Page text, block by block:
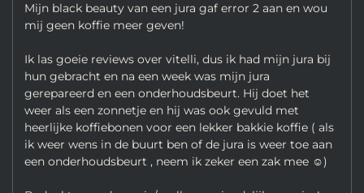
Mijn black beauty van een jura gaf error 2 aan en wou
mij geen koffie meer geven!
Ik las goeie reviews over vitelli, dus ik had mijn jura bij
hun gebracht en na een week was mijn jura
gerepareerd en een onderhoudsbeurt. Hij doet het
weer als een zonnetje en hij was ook gevuld met
heerlijke koffiebonen voor een lekker bakkie koffie ( als
ik weer wens in de buurt ben of de jura is weer toe aan
een onderhoudsbeurt , neem ik zeker een zak mee ☺️)